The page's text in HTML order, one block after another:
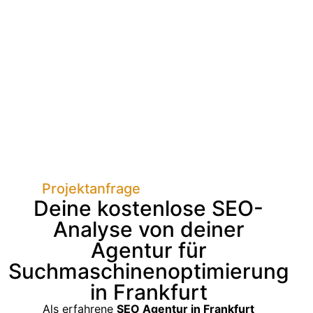
Projektanfrage
Deine kostenlose SEO-
Analyse von deiner
Agentur für
Suchmaschinenoptimierung
in Frankfurt
Als erfahreneSEO Agentur in Frankfurt